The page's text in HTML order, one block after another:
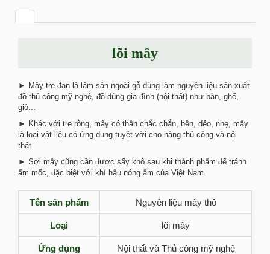
lõi mây
► Mây tre đan là lâm sản ngoài gỗ dùng làm nguyên liệu sản xuất
đồ thủ công mỹ nghệ, đồ dùng gia đình (nội thất) như bàn, ghế,
giỏ...
► Khác với tre rỗng, mây có thân chắc chắn, bền, dẻo, nhẹ, mây
là loại vật liệu có ứng dụng tuyệt vời cho hàng thủ công và nội
thất.
► Sợi mây cũng cần được sấy khô sau khi thành phẩm để tránh
ẩm mốc, đặc biệt với khí hậu nóng ẩm của Việt Nam.
Tên sản phẩm Nguyên liệu mây thô
Loại lõi mây
Ứng dụng Nội thất và Thủ công mỹ nghệ